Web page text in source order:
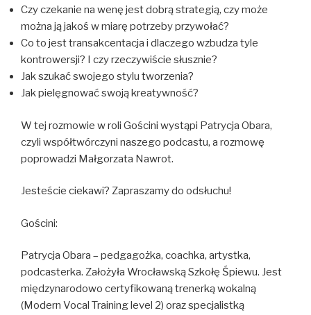
Czy czekanie na wenę jest dobrą strategią, czy może
można ją jakoś w miarę potrzeby przywołać?
Co to jest transakcentacja i dlaczego wzbudza tyle
kontrowersji? I czy rzeczywiście słusznie?
Jak szukać swojego stylu tworzenia?
Jak pielęgnować swoją kreatywność?
W tej rozmowie w roli Gościni wystąpi Patrycja Obara,
czyli współtwórczyni naszego podcastu, a rozmowę
poprowadzi Małgorzata Nawrot.
Jesteście ciekawi? Zapraszamy do odsłuchu!
Gościni:
Patrycja Obara – pedgagożka, coachka, artystka,
podcasterka. Założyła Wrocławską Szkołę Śpiewu. Jest
międzynarodowo certyfikowaną trenerką wokalną
(Modern Vocal Training level 2) oraz specjalistką